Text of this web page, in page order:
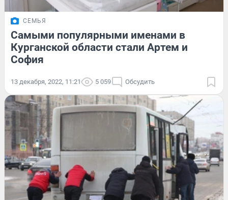
СЕМЬЯ
Самыми популярными именами в
Курганской области стали Артем и
София
13 декабря, 2022, 11:21 5 059 Обсудить